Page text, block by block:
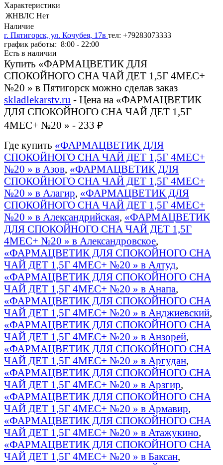
Характеристики
ЖНВЛС Нет
Наличие
г. Пятигорск, ул. Кочубея, 17в тел: +79283073333
график работы: 8:00 - 22:00
Есть в наличии
Купить «ФАРМАЦВЕТИК ДЛЯ
СПОКОЙНОГО СНА ЧАЙ ДЕТ 1,5Г 4МЕС+
№20 » в Пятигорск можно сделав заказ
skladlekarstv.ru - Цена на «ФАРМАЦВЕТИК
ДЛЯ СПОКОЙНОГО СНА ЧАЙ ДЕТ 1,5Г
4МЕС+ №20 » - 233 ₽
Где купить «ФАРМАЦВЕТИК ДЛЯ
СПОКОЙНОГО СНА ЧАЙ ДЕТ 1,5Г 4МЕС+
№20 » в Азов, «ФАРМАЦВЕТИК ДЛЯ
СПОКОЙНОГО СНА ЧАЙ ДЕТ 1,5Г 4МЕС+
№20 » в Алагир, «ФАРМАЦВЕТИК ДЛЯ
СПОКОЙНОГО СНА ЧАЙ ДЕТ 1,5Г 4МЕС+
№20 » в Александрийская, «ФАРМАЦВЕТИК
ДЛЯ СПОКОЙНОГО СНА ЧАЙ ДЕТ 1,5Г
4МЕС+ №20 » в Александровское,
«ФАРМАЦВЕТИК ДЛЯ СПОКОЙНОГО СНА
ЧАЙ ДЕТ 1,5Г 4МЕС+ №20 » в Алтуд,
«ФАРМАЦВЕТИК ДЛЯ СПОКОЙНОГО СНА
ЧАЙ ДЕТ 1,5Г 4МЕС+ №20 » в Анапа,
«ФАРМАЦВЕТИК ДЛЯ СПОКОЙНОГО СНА
ЧАЙ ДЕТ 1,5Г 4МЕС+ №20 » в Анджиевский,
«ФАРМАЦВЕТИК ДЛЯ СПОКОЙНОГО СНА
ЧАЙ ДЕТ 1,5Г 4МЕС+ №20 » в Анзорей,
«ФАРМАЦВЕТИК ДЛЯ СПОКОЙНОГО СНА
ЧАЙ ДЕТ 1,5Г 4МЕС+ №20 » в Аргудан,
«ФАРМАЦВЕТИК ДЛЯ СПОКОЙНОГО СНА
ЧАЙ ДЕТ 1,5Г 4МЕС+ №20 » в Арзгир,
«ФАРМАЦВЕТИК ДЛЯ СПОКОЙНОГО СНА
ЧАЙ ДЕТ 1,5Г 4МЕС+ №20 » в Армавир,
«ФАРМАЦВЕТИК ДЛЯ СПОКОЙНОГО СНА
ЧАЙ ДЕТ 1,5Г 4МЕС+ №20 » в Атажукино,
«ФАРМАЦВЕТИК ДЛЯ СПОКОЙНОГО СНА
ЧАЙ ДЕТ 1,5Г 4МЕС+ №20 » в Баксан,